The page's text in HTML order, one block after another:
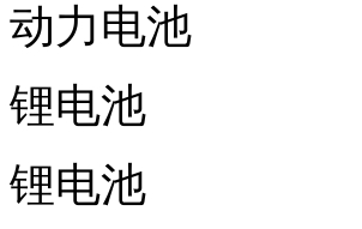
动力电池
锂电池
锂电池